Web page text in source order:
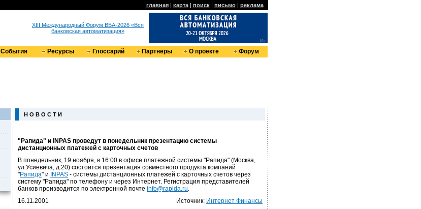
главная| карта| поиск| письмо| реклама
XIII Международный Форум ВБА-2026 «Вся
банковская автоматизация»
События Ресурсы Глоссарий Партнеры О проекте Форум
Н О В О С Т И
"Рапида" и INPAS проведут в понедельник презентацию системы
дистанционных платежей с карточных счетов
В понедельник, 19 ноября, в 16:00 в офисе платежной системы "Рапида" (Москва,
ул.Усиевича, д.20) состоится презентация совместного продукта компаний
"Рапида" и INPAS - системы дистанционных платежей с карточных счетов через
систему "Рапида" по телефону и через Интернет. Регистрация представителей
банков производится по электронной почте info@rapida.ru.
16.11.2001
Источник: Интернет Финансы